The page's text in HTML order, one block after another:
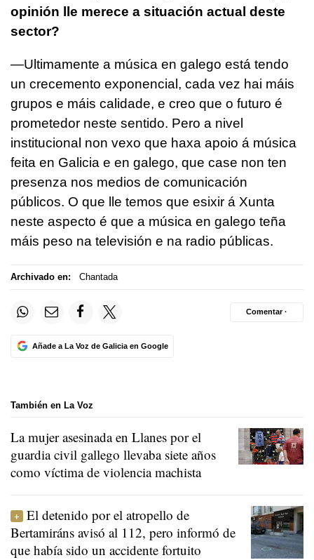
opinión lle merece a situación actual deste
sector?
—Ultimamente a música en galego está tendo
un crecemento exponencial, cada vez hai máis
grupos e máis calidade, e creo que o futuro é
prometedor neste sentido. Pero a nivel
institucional non vexo que haxa apoio á música
feita en Galicia e en galego, que case non ten
presenza nos medios de comunicación
públicos. O que lle temos que esixir á Xunta
neste aspecto é que a música en galego teña
máis peso na televisión e na radio públicas.
Archivado en: Chantada
Añade a La Voz de Galicia en Google
Comentar ·
También en La Voz
La mujer asesinada en Llanes por el
guardia civil gallego llevaba siete años
como víctima de violencia machista
El detenido por el atropello de
Bertamiráns avisó al 112, pero informó de
que había sido un accidente fortuito